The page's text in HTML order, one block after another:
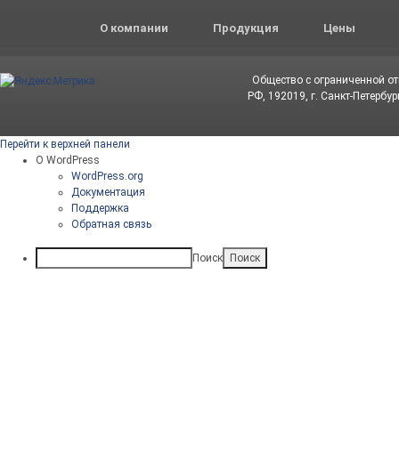
О компании Продукция Цены
Общество с ограниченной
РФ, 192019, г. Санкт-
Перейти к верхней панели
О WordPress
WordPress.org
Документация
Поддержка
Обратная связь
Поиск